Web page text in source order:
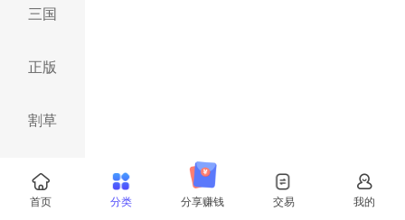
三国
正版
割草
仙侠
首页 分类 分享赚钱 交易 我的